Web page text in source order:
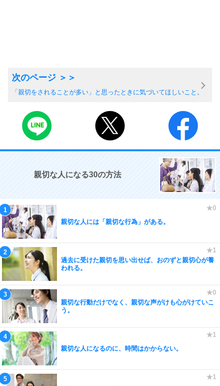
「親切をされることが多い」と思ったときに気づいてほしいこと。
親切な人になる30の方法
親切な人には「親切な行為」がある。
過去に受けた親切を思い出せば、おのずと親切心が養
われる。
親切な行動だけでなく、親切な声がけも心がけていこ
う。
親切な人になるのに、時間はかからない。